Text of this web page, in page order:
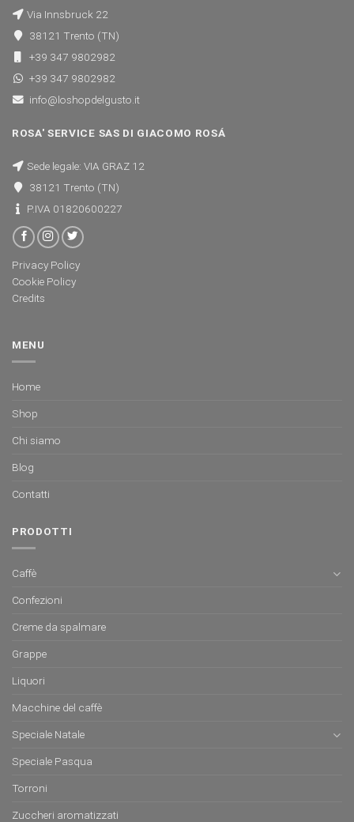
Via Innsbruck 22
38121 Trento (TN)
+39 347 9802982
+39 347 9802982
info@loshopdelgusto.it
ROSA' SERVICE SAS DI GIACOMO ROSÁ
Sede legale: VIA GRAZ 12
38121 Trento (TN)
P.IVA 01820600227
Privacy Policy
Cookie Policy
Credits
MENU
Home
Shop
Chi siamo
Blog
Contatti
PRODOTTI
Caffè
Confezioni
Creme da spalmare
Grappe
Liquori
Macchine del caffè
Speciale Natale
Speciale Pasqua
Torroni
Zuccheri aromatizzati